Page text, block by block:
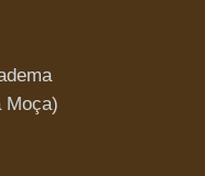
Moça)